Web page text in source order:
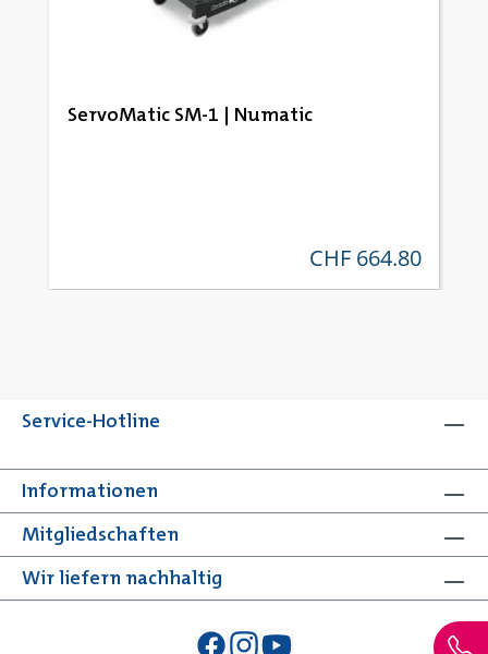
ServoMatic SM-1 | Numatic
regulärer preis:
CHF 664.80
Service-Hotline
Mitgliedschaften
Informationen
Wir liefern nachhaltig